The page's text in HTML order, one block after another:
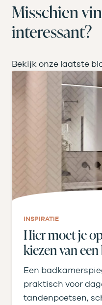
Misschien
interessant?
Bekijk onze laatste
INSPIRATIE
Hier moet je
kiezen van
Een
praktisch voor
tandenpoetsen,